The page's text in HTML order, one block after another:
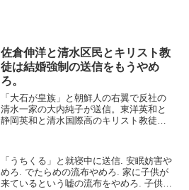
佐倉伸洋と清水区民とキリスト教
徒は結婚強制の送信をもうやめ
ろ。
「大石が皇族」と朝鮮人の右翼で反社の
清水一家の大内純子が送信。東洋英和と
静岡英和と清水国際高のキリスト教徒が
正が成立したから、俺を皇室に結婚させ
ることは絶対にできない...
「うちくる」と就寝中に送信. 安眠妨害や
めろ. でたらめの流布やめろ. 家に子供が
来ているという嘘の流布をやめろ. 子供以